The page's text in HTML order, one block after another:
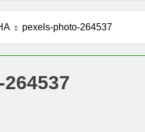
pexels-photo-264537